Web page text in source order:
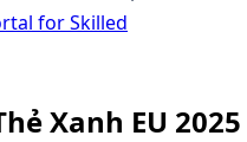
for Skilled
Xanh EU 2025